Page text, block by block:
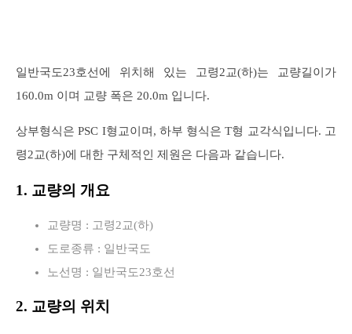
일반국도23호선에 위치해 있는 고령2교(하)는 교량길이가
160.0m 이며 교량 폭은 20.0m 입니다.
상부형식은 PSC I형교이며, 하부 형식은 T형 교각식입니다. 고
령2교(하)에 대한 구체적인 제원은 다음과 같습니다.
1. 교량의 개요
교량명 : 고령2교(하)
도로종류 : 일반국도
노선명 : 일반국도23호선
2. 교량의 위치